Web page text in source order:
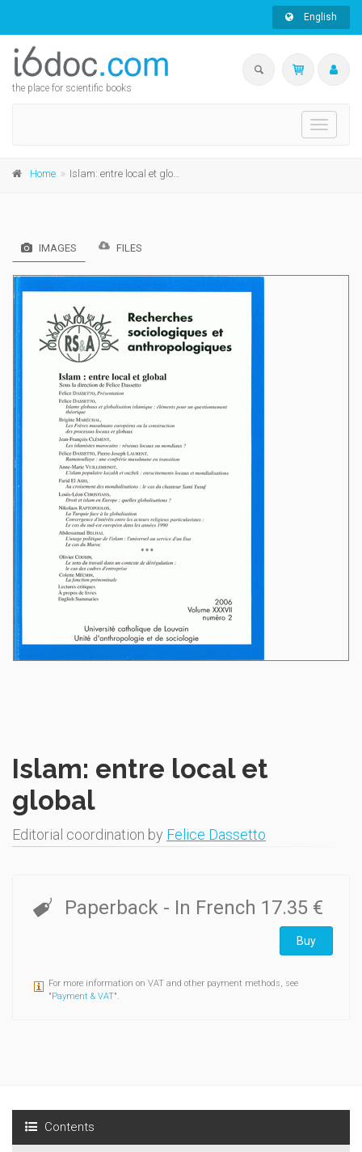
English
the place for scientific books
Toggle
Home Islam: entre local et global
IMAGES FILES
Islam: entre local et
global
Editorial coordination by Felice Dassetto
Paperback - In French 17.35 €
Buy
For more information on VAT and other payment methods, see
"Payment & VAT".
Contents